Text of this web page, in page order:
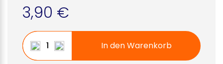
3,90 €
In den Warenkorb